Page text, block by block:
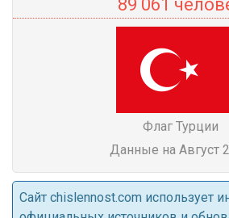
89 061
Флаг Турции
Данные на Август
Cайт chislennost.com использует